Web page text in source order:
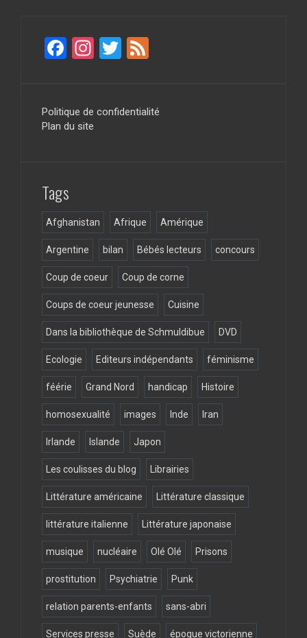
F
b
o
In
gr
T
er
Politique de confidentialité
Plan du site
Tags
Afghanistan Afrique Amérique
Argentine bilan Bébés lecteurs concours
Coup de coeur Coup de corne
Coups de coeur jeunesse Cuisine
Dans la bibliothèque de Schmuldibue DVD
Ecologie Editeurs indépendants féminisme
féérie Grand Nord handicap Histoire
homosexualité images Inde Iran
Irlande Islande Japon
Les coulisses du blog Librairies
Littérature américaine Littérature classique
littérature italienne Littérature japonaise
musique nucléaire Olé Olé Prisons
prostitution Psychiatrie Punk
relation parents-enfants sans-abri
Services presse Suède époque victorienne